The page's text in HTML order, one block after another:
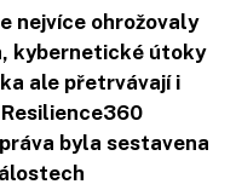
nejvíce ohrožovaly
kybernetické útoky
ale přetrvávají i
byla sestavena